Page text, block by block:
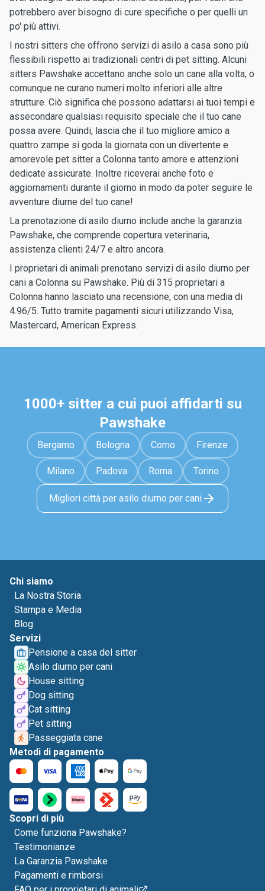
potrebbero aver bisogno di cure specifiche o per quelli un
po' più attivi.
I nostri sitters che offrono servizi di asilo a casa sono più
flessibili rispetto ai tradizionali centri di pet sitting. Alcuni
sitters Pawshake accettano anche solo un cane alla volta, o
comunque ne curano numeri molto inferiori alle altre
strutture. Ciò significa che possono adattarsi ai tuoi tempi e
assecondare qualsiasi requisito speciale che il tuo cane
possa avere. Quindi, lascia che il tuo migliore amico a
quattro zampe si goda la giornata con un divertente e
amorevole pet sitter a Colonna tanto amore e attenzioni
dedicate assicurate. Inoltre riceverai anche foto e
aggiornamenti durante il giorno in modo da poter seguire le
avventure diurne del tuo cane!
La prenotazione di asilo diurno include anche la garanzia
Pawshake, che comprende copertura veterinaria,
assistenza clienti 24/7 e altro ancora.
I proprietari di animali prenotano servizi di asilo diurno per
cani a Colonna su Pawshake. Più di 315 proprietari a
Colonna hanno lasciato una recensione, con una media di
4.96/5. Tutto tramite pagamenti sicuri utilizzando Visa,
Mastercard, American Express.
1000+ sitter a cui puoi affidarti su
Pawshake
Bergamo Bologna Como Firenze
Milano Padova Roma Torino
Migliori città per asilo diurno per cani
Chi siamo
La Nostra Storia
Stampa e Media
Blog
Servizi
Pensione a casa del sitter
Asilo diurno per cani
House sitting
Dog sitting
Cat sitting
Pet sitting
Passeggiata cane
Metodi di pagamento
Scopri di più
Come funziona Pawshake?
Testimonianze
La Garanzia Pawshake
Pagamenti e rimborsi